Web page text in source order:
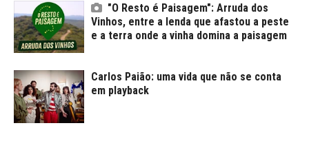
"O Resto é Paisagem": Arruda dos
Vinhos, entre a lenda que afastou a peste
e a terra onde a vinha domina a paisagem
Carlos Paião: uma vida que não se conta
em playback